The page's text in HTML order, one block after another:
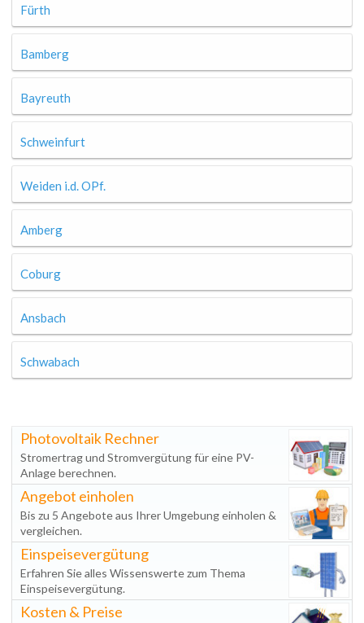
Fürth
Bamberg
Bayreuth
Schweinfurt
Weiden i.d. OPf.
Amberg
Coburg
Ansbach
Schwabach
Photovoltaik Rechner
Stromertrag und Stromvergütung für eine PV-
Anlage berechnen.
Angebot einholen
Bis zu 5 Angebote aus Ihrer Umgebung einholen &
vergleichen.
Einspeisevergütung
Erfahren Sie alles Wissenswerte zum Thema
Einspeisevergütung.
Kosten & Preise